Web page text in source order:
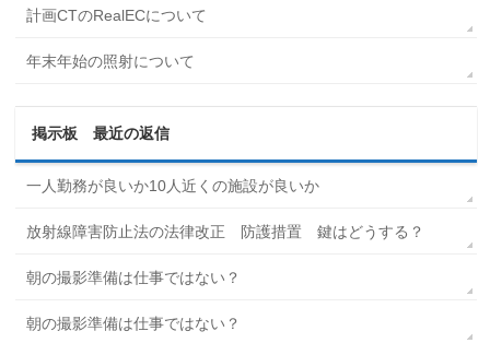
計画CTのRealECについて
年末年始の照射について
掲示板 最近の返信
一人勤務が良いか10人近くの施設が良いか
放射線障害防止法の法律改正 防護措置 鍵はどうする？
朝の撮影準備は仕事ではない？
朝の撮影準備は仕事ではない？